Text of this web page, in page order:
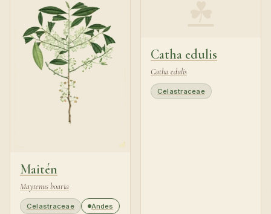
Maitén
Maytenus boaria
Celastraceae Andes
Catha edulis
Catha edulis
Celastraceae